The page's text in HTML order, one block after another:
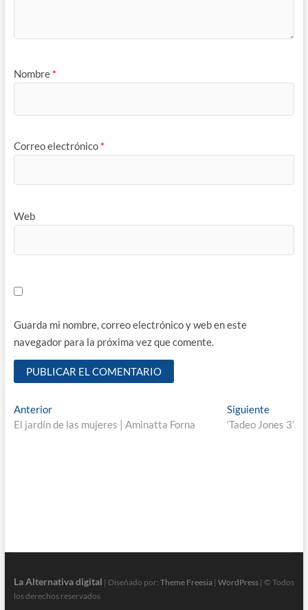
Nombre *
Correo electrónico *
Web
Guarda mi nombre, correo electrónico y web en este
navegador para la próxima vez que comente.
Navegación
de
AnteriorEntrada
anterior:
El jardín de las mujeres | Aminatta Forna
SiguienteEntrada
‘Tadeo Jones 3’
La Alternativa digital | Diseñado por: Theme Freesia| WordPress| © Todos
los derechos reservados